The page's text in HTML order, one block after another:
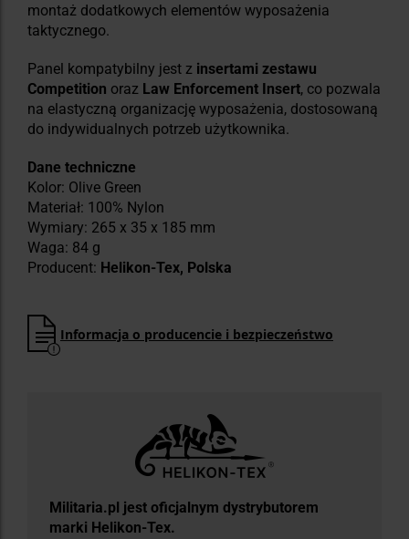
montaż dodatkowych elementów wyposażenia
taktycznego.
Panel kompatybilny jest z insertami zestawu
Competition oraz Law Enforcement Insert, co pozwala
na elastyczną organizację wyposażenia, dostosowaną
do indywidualnych potrzeb użytkownika.
Dane techniczne
Kolor: Olive Green
Materiał: 100% Nylon
Wymiary: 265 x 35 x 185 mm
Waga: 84 g
Producent: Helikon-Tex, Polska
Informacja o producencie i bezpieczeństwo
Militaria.pl jest oficjalnym dystrybutorem
marki Helikon-Tex.